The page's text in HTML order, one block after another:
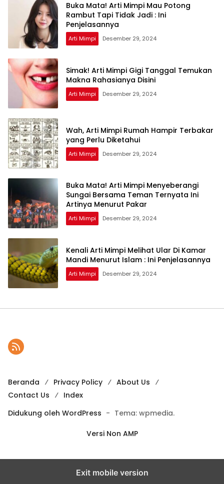
Buka Mata! Arti Mimpi Mau Potong
Rambut Tapi Tidak Jadi : Ini
Penjelasannya
Arti Mimpi Desember 29, 2024
Simak! Arti Mimpi Gigi Tanggal Temukan
Makna Rahasianya Disini
Arti Mimpi Desember 29, 2024
Wah, Arti Mimpi Rumah Hampir Terbakar
yang Perlu Diketahui
Arti Mimpi Desember 29, 2024
Buka Mata! Arti Mimpi Menyeberangi
Sungai Bersama Teman Ternyata Ini
Artinya Menurut Pakar
Arti Mimpi Desember 29, 2024
Kenali Arti Mimpi Melihat Ular Di Kamar
Mandi Menurut Islam : Ini Penjelasannya
Arti Mimpi Desember 29, 2024
Beranda Privacy Policy
About Us
Contact Us
Index
Didukung oleh WordPress - Tema: wpmedia.
Versi Non AMP
Exit mobile version